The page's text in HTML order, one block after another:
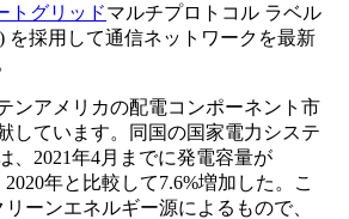
トグリッドマルチプロトコル ラベル
を採用して通信ネットワークを最新
ンアメリカの配電コンポーネント市
しています。同国の国家電力システ
、2021年4月までに発電容量が
年と比較して7.6%増加した。こ
ーンエネルギー源によるもので、